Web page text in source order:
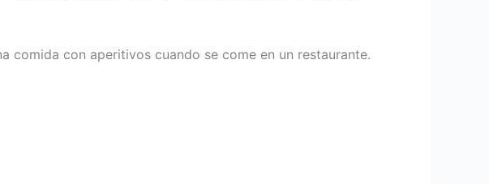
comida con aperitivos cuando se come en un restaurante.